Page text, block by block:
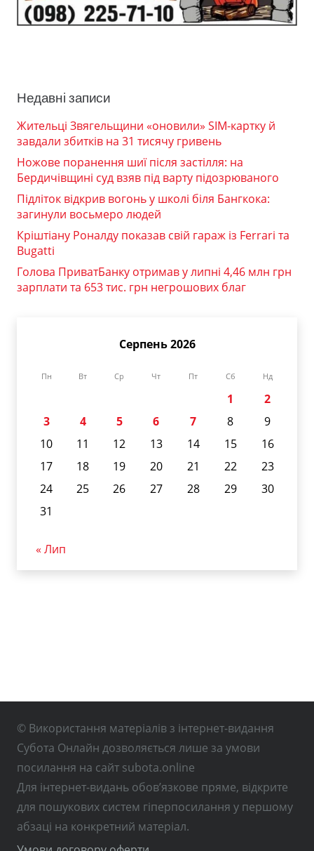
Недавні записи
Жительці Звягельщини «оновили» SIM-картку й
завдали збитків на 31 тисячу гривень
Ножове поранення шиї після застілля: на
Бердичівщині суд взяв під варту підозрюваного
Підліток відкрив вогонь у школі біля Бангкока:
загинули восьмеро людей
Кріштіану Роналду показав свій гараж із Ferrari та
Bugatti
Голова ПриватБанку отримав у липні 4,46 млн грн
зарплати та 653 тис. грн негрошових благ
Серпень 2026
Пн Вт Ср Чт Пт Сб Нд
1
2
3
4 5 6 7 8
9
10
11 12 13 14 15
16
17
18 19 20 21 22
23
24
25 26 27 28 29
30
31
« Лип
© Використання матеріалів з інтернет-видання
Субота Онлайн дозволяється лише за умови
посилання на сайт subota.online
Для інтернет-видань обов’язкове пряме, відкрите
для пошукових систем гіперпосилання у першому
абзаці на конкретний матеріал.